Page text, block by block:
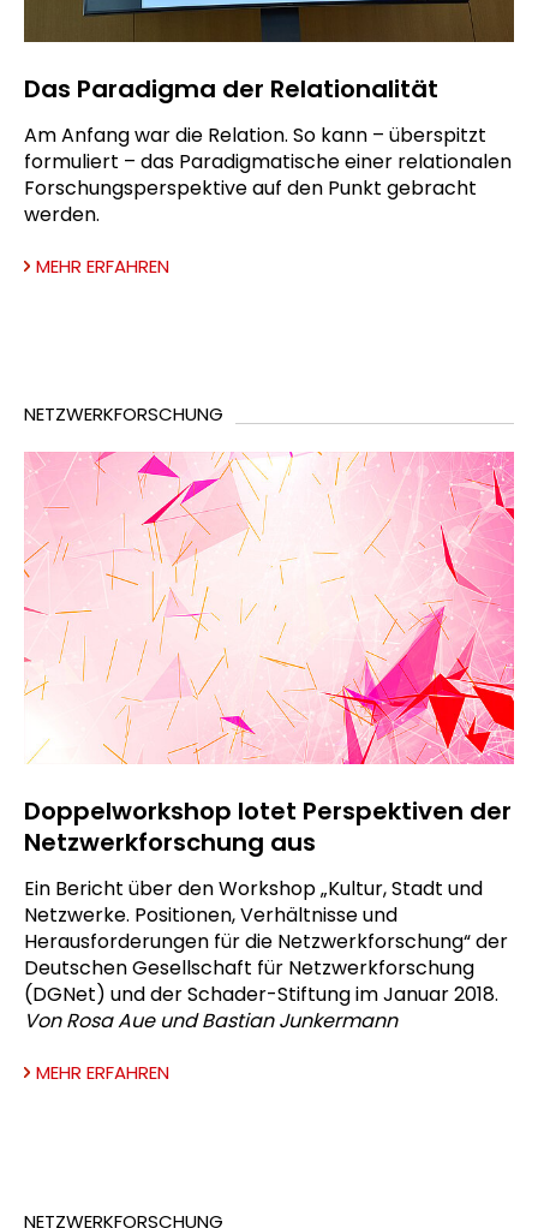
Das Paradigma der Relationalität
Am Anfang war die Relation. So kann – überspitzt
formuliert – das Paradigmatische einer relationalen
Forschungsperspektive auf den Punkt gebracht
werden.
MEHR ERFAHREN
NETZWERKFORSCHUNG
Doppelworkshop lotet Perspektiven der
Netzwerkforschung aus
Ein Bericht über den Workshop „Kultur, Stadt und
Netzwerke. Positionen, Verhältnisse und
Herausforderungen für die Netzwerkforschung“ der
Deutschen Gesellschaft für Netzwerkforschung
(DGNet) und der Schader-Stiftung im Januar 2018.
Von Rosa Aue und Bastian Junkermann
MEHR ERFAHREN
NETZWERKFORSCHUNG